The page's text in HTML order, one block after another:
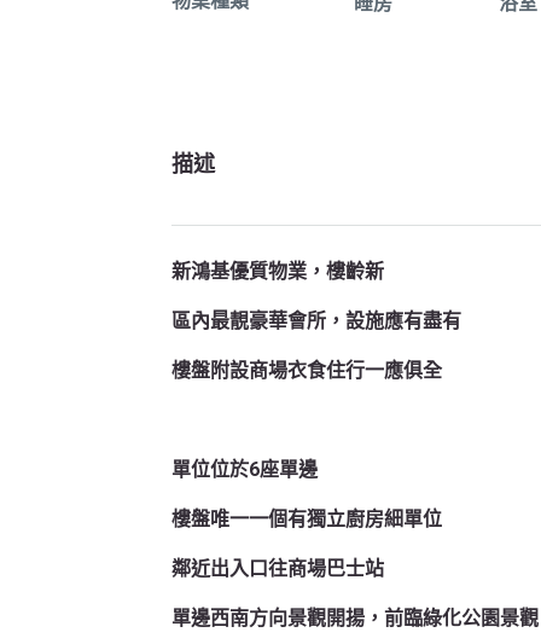
描述
新鴻基優質物業，樓齡新
區內最靚豪華會所，設施應有盡有
樓盤附設商場衣食住行一應俱全
單位位於6座單邊
樓盤唯一一個有獨立廚房細單位
鄰近出入口往商場巴士站
單邊西南方向景觀開揚，前臨綠化公園景觀